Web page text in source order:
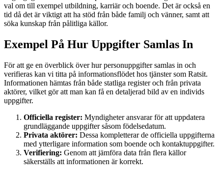
val om till exempel utbildning, karriär och boende. Det är också en
tid då det är viktigt att ha stöd från både familj och vänner, samt att
söka kunskap från pålitliga källor.
Exempel På Hur Uppgifter Samlas In
För att ge en överblick över hur personuppgifter samlas in och
verifieras kan vi titta på informationsflödet hos tjänster som Ratsit.
Informationen hämtas från både statliga register och från privata
aktörer, vilket gör att man kan få en detaljerad bild av en individs
uppgifter.
Officiella register: Myndigheter ansvarar för att uppdatera
grundläggande uppgifter såsom födelsedatum.
Privata aktörer: Dessa kompletterar de officiella uppgifterna
med ytterligare information som boende och kontaktuppgifter.
Verifiering: Genom att jämföra data från flera källor
säkerställs att informationen är korrekt.